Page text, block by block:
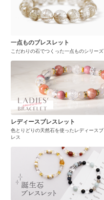
一点ものブレスレット
こだわりの石でつくった一点ものシリーズ
レディースブレスレット
色とりどりの天然石を使ったレディースブ
レス